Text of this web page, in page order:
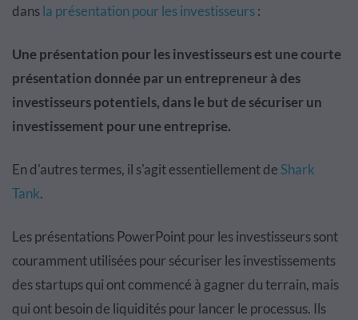
dansla présentation pour les investisseurs:
Une présentation pour les investisseurs est une courte
présentation donnée par un entrepreneur à des
investisseurs potentiels, dans le but de sécuriser un
investissement pour une entreprise.
En d'autres termes, il s'agit essentiellement de Shark
Tank.
Les présentations PowerPoint pour les investisseurs sont
couramment utilisées pour sécuriser les investissements
des startups qui ont commencé à gagner du terrain, mais
qui ont besoin de liquidités pour lancer le processus. Ils